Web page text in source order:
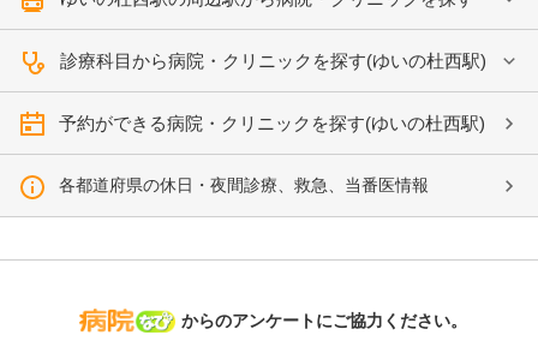
診療科目から病院・クリニックを探す(ゆいの杜西駅)
予約ができる病院・クリニックを探す(ゆいの杜西駅)
各都道府県の休日・夜間診療、救急、当番医情報
病院なび
からのアンケートにご協力ください。